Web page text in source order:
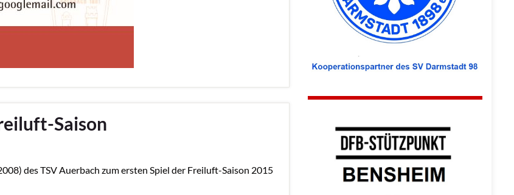
Saison
des TSV Auerbach zum ersten Spiel der Freiluft-Saison 2015